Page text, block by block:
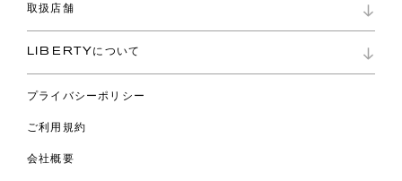
ご利用ガイド
コレクション
ファブリックス
バッグ
スカーフ
ウェア
ライフスタイル
スペシャル
取扱店舗
リバティ・ファブリックス
LIBERTYについて
プライバシーポリシー
ご利用規約
会社概要